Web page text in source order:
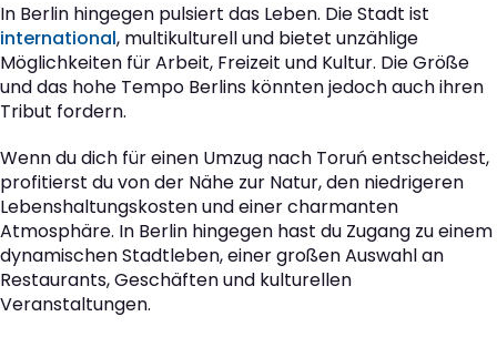
In Berlin hingegen pulsiert das Leben. Die Stadt ist
international, multikulturell und bietet unzählige
Möglichkeiten für Arbeit, Freizeit und Kultur. Die Größe
und das hohe Tempo Berlins könnten jedoch auch ihren
Tribut fordern.
Wenn du dich für einen Umzug nach Toruń entscheidest,
profitierst du von der Nähe zur Natur, den niedrigeren
Lebenshaltungskosten und einer charmanten
Atmosphäre. In Berlin hingegen hast du Zugang zu einem
dynamischen Stadtleben, einer großen Auswahl an
Restaurants, Geschäften und kulturellen
Veranstaltungen.